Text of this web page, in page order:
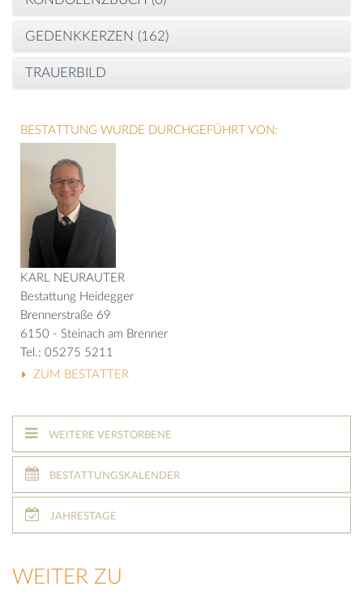
GEDENKKERZEN (162)
TRAUERBILD
BESTATTUNG WURDE DURCHGEFÜHRT VON:
KARL NEURAUTER
Bestattung Heidegger
Brennerstraße 69
6150 - Steinach am Brenner
Tel.: 05275 5211
ZUM BESTATTER
WEITERE VERSTORBENE
BESTATTUNGSKALENDER
JAHRESTAGE
WEITER ZU